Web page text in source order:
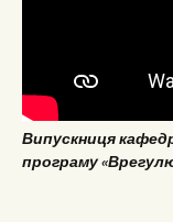
Випускниця
програму